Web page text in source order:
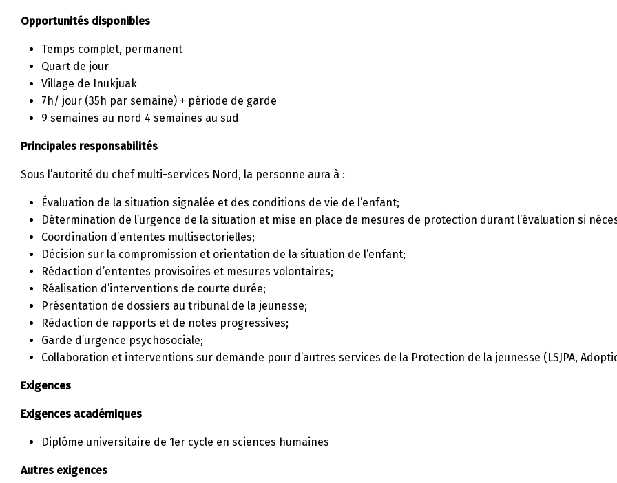
Opportunités disponibles
Temps complet, permanent
Quart de jour
Village de Inukjuak
7h/ jour (35h par semaine) + période de garde
9 semaines au nord 4 semaines au sud
Principales responsabilités
Sous l’autorité du chef multi-services Nord, la personne aura à :
Évaluation de la situation signalée et des conditions de vie de l’enfant;
Détermination de l’urgence de la situation et mise en place de mesures de protection durant l’évaluation si
Coordination d’ententes multisectorielles;
Décision sur la compromission et orientation de la situation de l’enfant;
Rédaction d’ententes provisoires et mesures volontaires;
Réalisation d’interventions de courte durée;
Présentation de dossiers au tribunal de la jeunesse;
Rédaction de rapports et de notes progressives;
Garde d’urgence psychosociale;
Collaboration et interventions sur demande pour d’autres services de la Protection de la jeunesse (LSJPA,
Exigences
Exigences académiques
Diplôme universitaire de 1er cycle en sciences humaines
Autres exigences